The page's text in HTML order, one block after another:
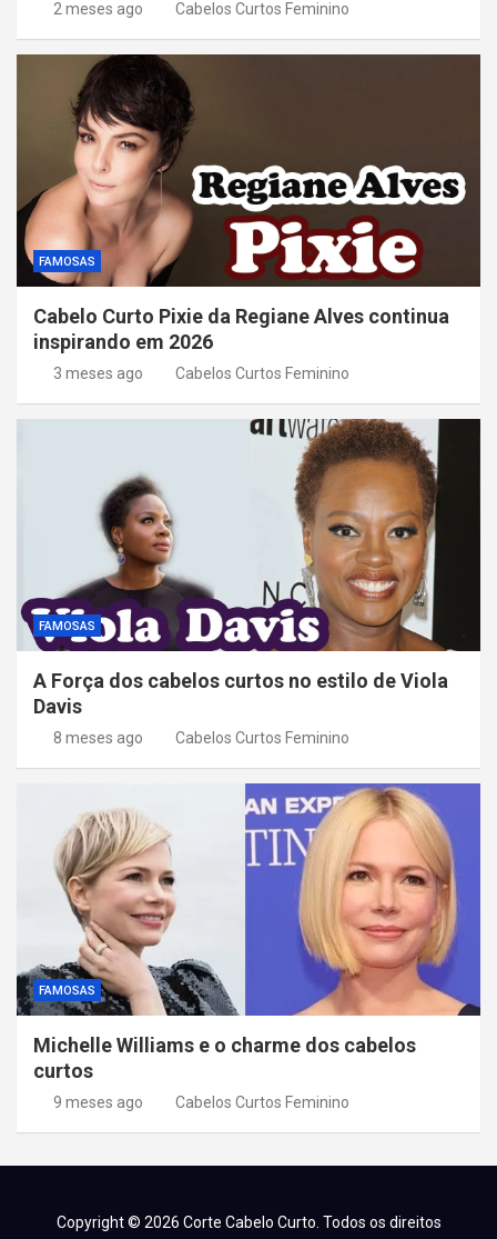
2 meses ago Cabelos Curtos Feminino
FAMOSAS
Cabelo Curto Pixie da Regiane Alves continua
inspirando em 2026
3 meses ago Cabelos Curtos Feminino
FAMOSAS
A Força dos cabelos curtos no estilo de Viola
Davis
8 meses ago Cabelos Curtos Feminino
FAMOSAS
Michelle Williams e o charme dos cabelos
curtos
9 meses ago Cabelos Curtos Feminino